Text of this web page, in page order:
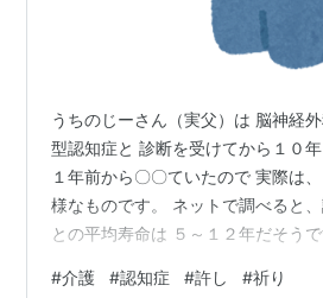
うちのじーさん（実父）は 脳神経
型認知症と 診断を受けてから１０
１年前から〇〇ていたので 実際は
様なものです。 ネットで調べると
との平均寿命は ５～１２年だそう
です。 じーさんを見てるとまだまだ
#介護 #認知症 #許し #祈り